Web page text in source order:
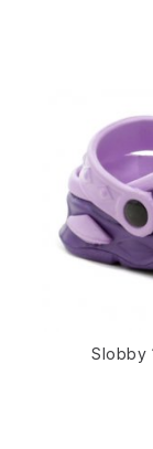
Slobby